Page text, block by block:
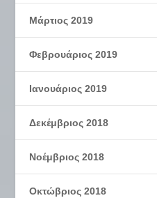
Μάρτιος 2019
Φεβρουάριος 2019
Ιανουάριος 2019
Δεκέμβριος 2018
Νοέμβριος 2018
Οκτώβριος 2018